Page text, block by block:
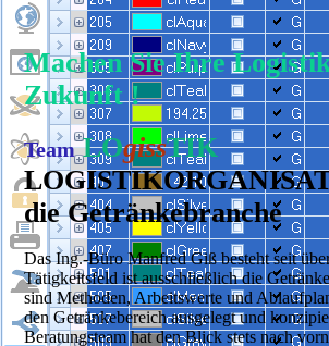
Machen Sie Ihre
Zukunft !
Team LOgissTIK
die Getränkebranche
Das Ing.-Büro Manfred Giß besteht seit
Tätigkeitsfeld ist ausschließlich die
sind Methoden, Arbeitswerte und
den Getränkebereich ausgelegt und
Beratungsteam hat den Blick stets nach